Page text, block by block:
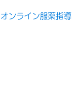
オンライン服薬指導